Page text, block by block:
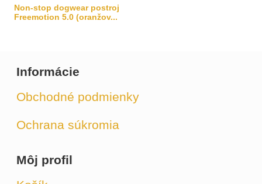
Non-stop dogwear postroj
Freemotion 5.0 (oranžov...
Informácie
Obchodné podmienky
Ochrana súkromia
Môj profil